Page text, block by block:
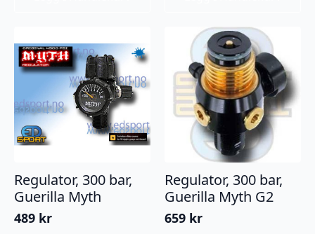
Regulator, 300 bar,
Guerilla Myth
489 kr
Regulator, 300 bar,
Guerilla Myth G2
659 kr